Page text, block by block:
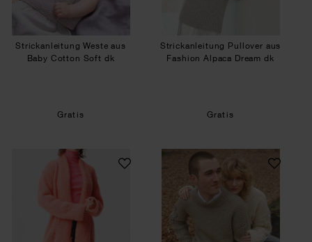
Strickanleitung Weste aus
Baby Cotton Soft dk
Gratis
Strickanleitung Pullover aus
Fashion Alpaca Dream dk
Gratis
Strickanleitung Jacke aus Fashion Mohair
Strickanleitung